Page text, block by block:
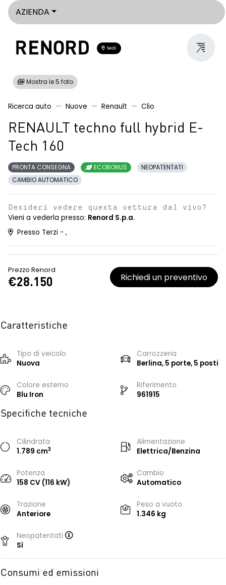
AZIENDA
Sedi
Mostra le 5 foto
Ricerca auto Nuove Renault Clio
RENAULT techno full hybrid E-
Tech 160
PRONTA CONSEGNA ECOBONUS
NEOPATENTATI
CAMBIO AUTOMATICO
Desideri vedere questa vettura dal vivo?
Vieni a vederla presso: Renord S.p.a.
Presso Terzi - ,
Prezzo Renord
€28.150 Richiedi un preventivo
Caratteristiche
Tipo di veicolo
Nuova
Carrozzeria
Berlina, 5 porte, 5 posti
Colore esterno
Blu Iron
Riferimento
961915
Specifiche tecniche
Cilindrata
1.789 cm3
Alimentazione
Elettrica/Benzina
Potenza
158 CV (116 kW)
Cambio
Automatico
Trazione
Anteriore
Peso a vuoto
1.346 kg
Neopatentati
Sì
Consumi ed emissioni